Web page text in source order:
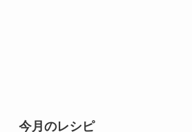
今月のレシピ